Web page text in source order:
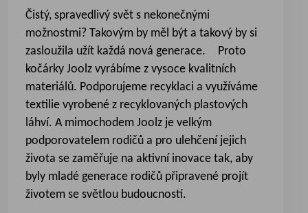
Čistý, spravedlivý svět s nekonečnými
možnostmi? Takovým by měl být a takový by si
zasloužila užít každá nová generace. Proto
kočárky Joolz vyrábíme z vysoce kvalitních
materiálů. Podporujeme recyklaci a využíváme
textilie vyrobené z recyklovaných plastových
láhví. A mimochodem Joolz je velkým
podporovatelem rodičů a pro ulehčení jejich
života se zaměřuje na aktivní inovace tak, aby
byly mladé generace rodičů připravené projít
životem se světlou budoucností.